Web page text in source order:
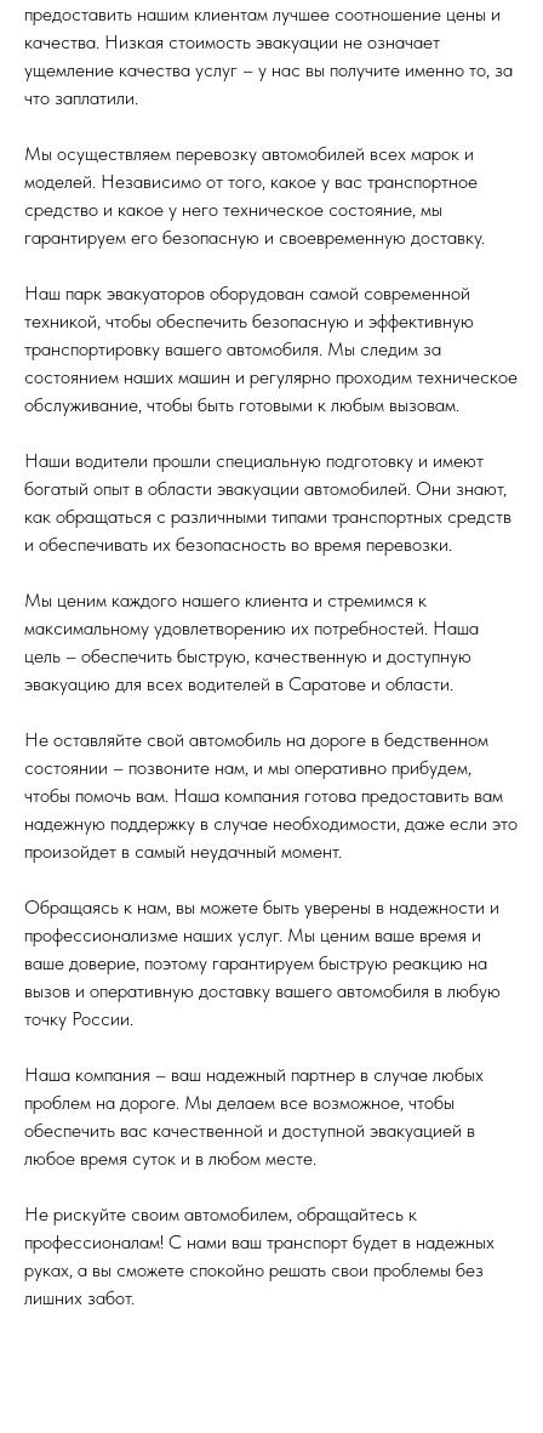
предоставить нашим клиентам лучшее соотношение цены и
качества. Низкая стоимость эвакуации не означает
ущемление качества услуг – у нас вы получите именно то, за
что заплатили.
Мы осуществляем перевозку автомобилей всех марок и
моделей. Независимо от того, какое у вас транспортное
средство и какое у него техническое состояние, мы
гарантируем его безопасную и своевременную доставку.
Наш парк эвакуаторов оборудован самой современной
техникой, чтобы обеспечить безопасную и эффективную
транспортировку вашего автомобиля. Мы следим за
состоянием наших машин и регулярно проходим техническое
обслуживание, чтобы быть готовыми к любым вызовам.
Наши водители прошли специальную подготовку и имеют
богатый опыт в области эвакуации автомобилей. Они знают,
как обращаться с различными типами транспортных средств
и обеспечивать их безопасность во время перевозки.
Мы ценим каждого нашего клиента и стремимся к
максимальному удовлетворению их потребностей. Наша
цель – обеспечить быструю, качественную и доступную
эвакуацию для всех водителей в Саратове и области.
Не оставляйте свой автомобиль на дороге в бедственном
состоянии – позвоните нам, и мы оперативно прибудем,
чтобы помочь вам. Наша компания готова предоставить вам
надежную поддержку в случае необходимости, даже если это
произойдет в самый неудачный момент.
Обращаясь к нам, вы можете быть уверены в надежности и
профессионализме наших услуг. Мы ценим ваше время и
ваше доверие, поэтому гарантируем быструю реакцию на
вызов и оперативную доставку вашего автомобиля в любую
точку России.
Наша компания – ваш надежный партнер в случае любых
проблем на дороге. Мы делаем все возможное, чтобы
обеспечить вас качественной и доступной эвакуацией в
любое время суток и в любом месте.
Не рискуйте своим автомобилем, обращайтесь к
профессионалам! С нами ваш транспорт будет в надежных
руках, а вы сможете спокойно решать свои проблемы без
лишних забот.